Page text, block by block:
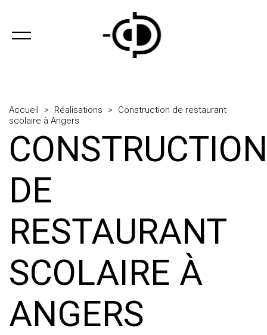
Accueil > Réalisations >
Construction de restaurant
scolaire à Angers
CONSTRUCTION
DE
RESTAURANT
SCOLAIRE À
ANGERS